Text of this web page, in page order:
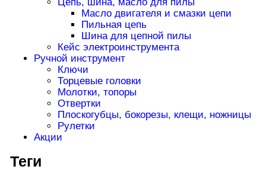
Цепь, шина, масло для пилы
Масло двигателя и смазки цепи
Пильная цепь
Шина для цепной пилы
Кейс электроинструмента
Ручной инструмент
Ключи
Торцевые головки
Молотки, топоры
Отвертки
Плоскогубцы, бокорезы, клещи, ножницы
Рулетки
Акции
Теги